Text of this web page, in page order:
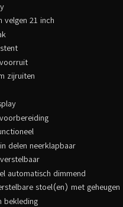
velgen 21 inch
zijruiten
delen neerklapbaar
automatisch dimmend
stoel(en) met geheugen
bekleding